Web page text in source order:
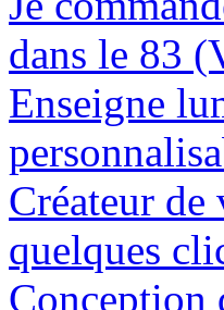
dans le 83
Enseigne
Créateur de
quelques
Conception